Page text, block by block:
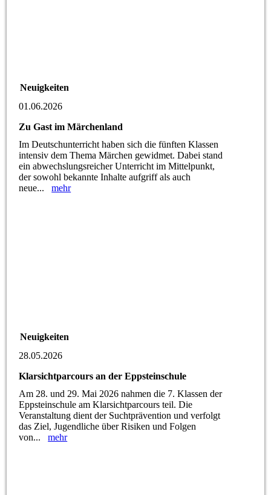
Neuigkeiten
01.06.2026
Zu Gast im Märchenland
Im Deutschunterricht haben sich die fünften Klassen
intensiv dem Thema Märchen gewidmet. Dabei stand
ein abwechslungsreicher Unterricht im Mittelpunkt,
der sowohl bekannte Inhalte aufgriff als auch
neue...mehr
Neuigkeiten
28.05.2026
Klarsichtparcours an der Eppsteinschule
Am 28. und 29. Mai 2026 nahmen die 7. Klassen der
Eppsteinschule am Klarsichtparcours teil. Die
Veranstaltung dient der Suchtprävention und verfolgt
das Ziel, Jugendliche über Risiken und Folgen
von...mehr